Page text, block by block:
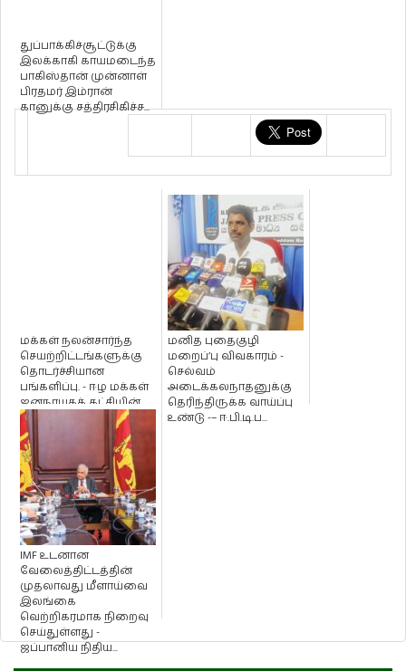
துப்பாக்கிச்சூட்டுக்கு
இலக்காகி காயமடைந்த
பாகிஸ்தான் முன்னாள்
பிரதமர் இம்ரான்
கானுக்கு சத்திரசிகிச்ச...
மக்கள் நலன்சார்ந்த
செயற்றிட்டங்களுக்கு
தொடர்ச்சியான
பங்களிப்பு. - ஈழ மக்கள்
ஜனநாயகக் கட்சியின்
சர்வத...
மனித புதைகுழி
மறைப்’பு விவகாரம் -
செல்வம்
அடைக்கலநாதனுக்கு
தெரிந்திருக்க வாய்ப்பு
உண்டு -– ஈ.பி.டி.ப...
IMF உடனான
வேலைத்திட்டத்தின்
முதலாவது மீளாய்வை
இலங்கை
வெற்றிகரமாக நிறைவு
செய்துள்ளது -
ஜப்பானிய நிதிய...